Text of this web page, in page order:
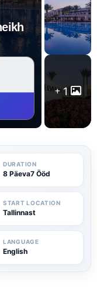
1
8 Päeva7 Ööd
Tallinnast
English